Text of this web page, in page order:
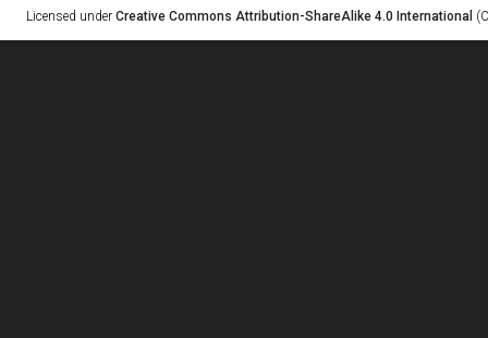
Licensed under Creative Commons Attribution-ShareAlike 4.0 International